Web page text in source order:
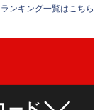
ランキング一覧はこちら